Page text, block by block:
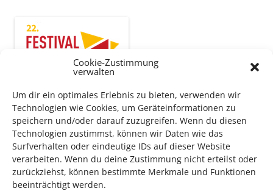
Cookie-Zustimmung
verwalten
Um dir ein optimales Erlebnis zu bieten, verwenden wir
Technologien wie Cookies, um Geräteinformationen zu
speichern und/oder darauf zuzugreifen. Wenn du diesen
Technologien zustimmst, können wir Daten wie das
Surfverhalten oder eindeutige IDs auf dieser Website
verarbeiten. Wenn du deine Zustimmung nicht erteilst oder
zurückziehst, können bestimmte Merkmale und Funktionen
beeinträchtigt werden.
Auch dieses Jahr findet wieder dasFestival des deutschen
Filmsin Ludwigshafen statt.
Vom 19. August bist zum 9. September